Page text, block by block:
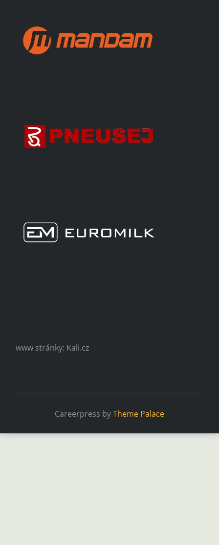
www stránky: Kali.cz
Careerpress byTheme Palace